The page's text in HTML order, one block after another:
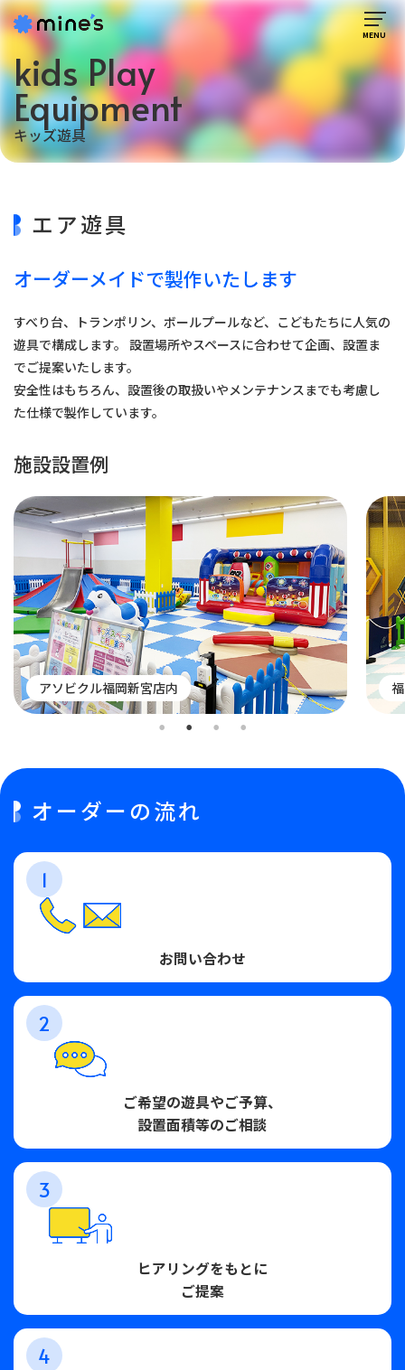
kids Play
Equipment
キッズ遊具
エア遊具
オーダーメイドで製作いたします
すべり台、トランポリン、ボールプールなど、こどもたちに人気の
遊具で構成します。 設置場所やスペースに合わせて企画、設置ま
でご提案いたします。
安全性はもちろん、設置後の取扱いやメンテナンスまでも考慮し
た仕様で製作しています。
施設設置例
アソビクル福岡新宮店内
オーダーの流れ
1
お問い合わせ
2
ご希望の遊具やご予算、
設置面積等のご相談
3
ヒアリングをもとに
ご提案
4